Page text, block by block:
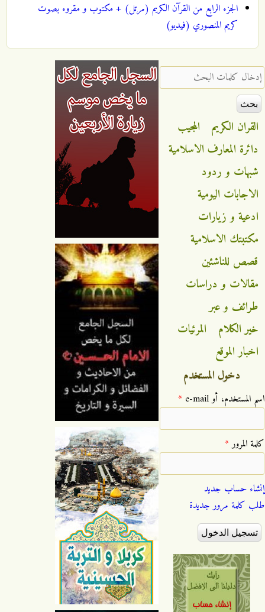
الجزء الرابع من القرآن الكريم (مرتل) + مكتوب و مقروء بصوت
كريم المنصوري (فيديو)
‏إدخال كلمات البحث ‏
القران الكريم
المجيب
دائرة المعارف الاسلامية
شبهات و ردود
الاجابات اليومية
ادعية و زيارات
مكتبتك الاسلامية
قصص للناشئين
مقالات و دراسات
طرائف و عبر
خير الكلام
المرئيات
اخبار الموقع
دخول المستخدم
‏اسم المستخدم، أو e-mail ‏ *
‏كلمة المرور ‏*
إنشاء حساب جديد
طلب كلمة مرور جديدة